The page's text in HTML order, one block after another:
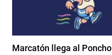
Marcatón llega al